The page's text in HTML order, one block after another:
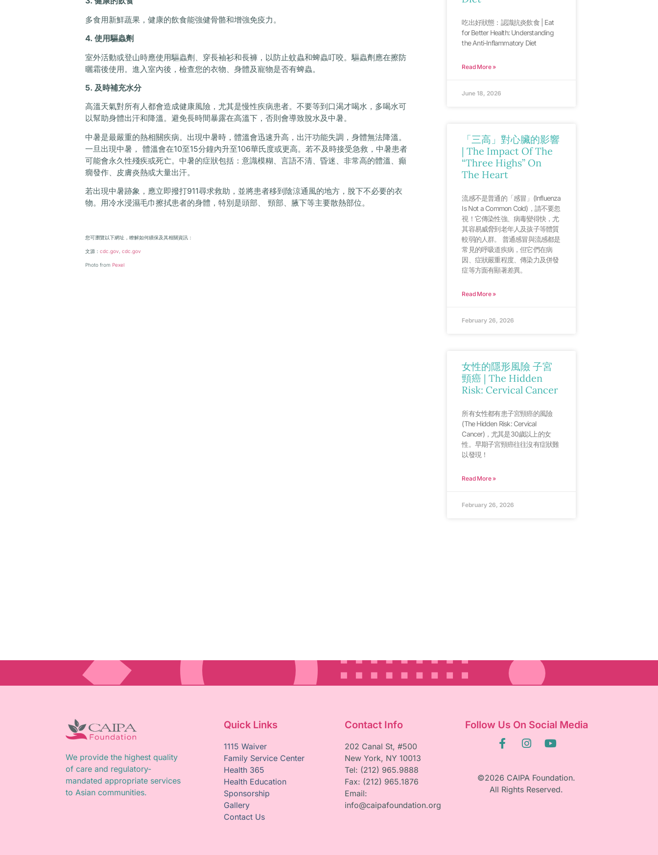
多食用新鮮蔬果，健康的飲食能強健骨骼和增強免疫力。
4. 使用驅蟲劑
室外活動或登山時應使用驅蟲劑、穿長袖衫和長褲，以防止蚊蟲和蜱蟲叮咬。驅蟲劑應在擦防
曬霜後使用。進入室內後，檢查您的衣物、身體及寵物是否有蜱蟲。
5. 及時補充水分
高溫天氣對所有人都會造成健康風險，尤其是慢性疾病患者。不要等到口渴才喝水，多喝水可
以幫助身體出汗和降溫。避免長時間暴露在高溫下，否則會導致脫水及中暑。
中暑是最嚴重的熱相關疾病。出現中暑時，體溫會迅速升高，出汗功能失調，身體無法降溫。
一旦出現中暑， 體溫會在10至15分鐘內升至106華氏度或更高。若不及時接受急救，中暑患者
可能會永久性殘疾或死亡。中暑的症狀包括：意識模糊、言語不清、昏迷、非常高的體溫、癲
癇發作、皮膚炎熱或大量出汗。
若出現中暑跡象，應立即撥打911尋求救助，並將患者移到陰涼通風的地方，脫下不必要的衣
物。用冷水浸濕毛巾擦拭患者的身體，特別是頭部、 頸部、腋下等主要散熱部位。
您可瀏覽以下網址，瞭解如何續保及其相關資訊 ：
文源：cdc.gov,cdc.gov
Photo from Pexel
吃出好狀態：認識抗炎飲食 | Eat
for Better Health: Understanding
the Anti-Inflammatory Diet
Read More »
June 18, 2026
「三高」對心臟的影響
| The Impact Of The
“Three Highs” On
The Heart
流感不是普通的「感冒」(Influenza
Is Not a Common Cold)，請不要忽
視！它傳染性強、病毒變得快，尤
其容易威脅到老年人及孩子等體質
較弱的人群。 普通感冒與流感都是
常見的呼吸道疾病，但它們在病
因、症狀嚴重程度、傳染力及併發
症等方面有顯著差異。
Read More »
February 26, 2026
女性的隱形風險 子宮
頸癌 | The Hidden
Risk: Cervical Cancer
所有女性都有患子宮頸癌的風險
(The Hidden Risk: Cervical
Cancer)，尤其是30歲以上的女
性。早期子宮頸癌往往沒有症狀難
以發現！
Read More »
February 26, 2026
We provide the highest quality
of care and regulatory-
mandated appropriate services
to Asian communities.
Quick Links
1115 Waiver
Family Service Center
Health 365
Health Education
Sponsorship
Gallery
Contact Us
Contact Info
202 Canal St, #500
New York, NY 10013
Tel: (212) 965.9888
Fax: (212) 965.1876
Email:
info@caipafoundation.org
Follow Us On Social Media
©2026 CAIPA Foundation.
All Rights Reserved.